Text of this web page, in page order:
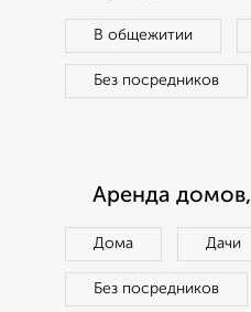
В общежитии
Без посредников
Аренда домов,
Дома Дачи
Без посредников